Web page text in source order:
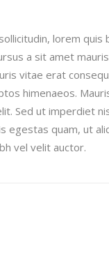
lorem
a sit amet
vitae erat
himenaeos.
Sed ut imperdiet
quam, ut
vel velit auctor.